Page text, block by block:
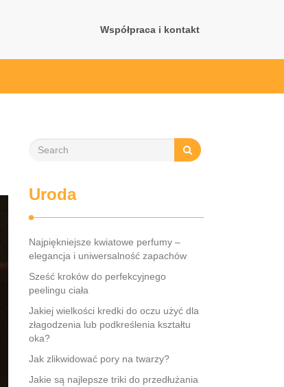
Współpraca i kontakt
Uroda
Najpiękniejsze kwiatowe perfumy –
elegancja i uniwersalność zapachów
Sześć kroków do perfekcyjnego
peelingu ciała
Jakiej wielkości kredki do oczu użyć dla
złagodzenia lub podkreślenia kształtu
oka?
Jak zlikwidować pory na twarzy?
Jakie są najlepsze triki do przedłużania